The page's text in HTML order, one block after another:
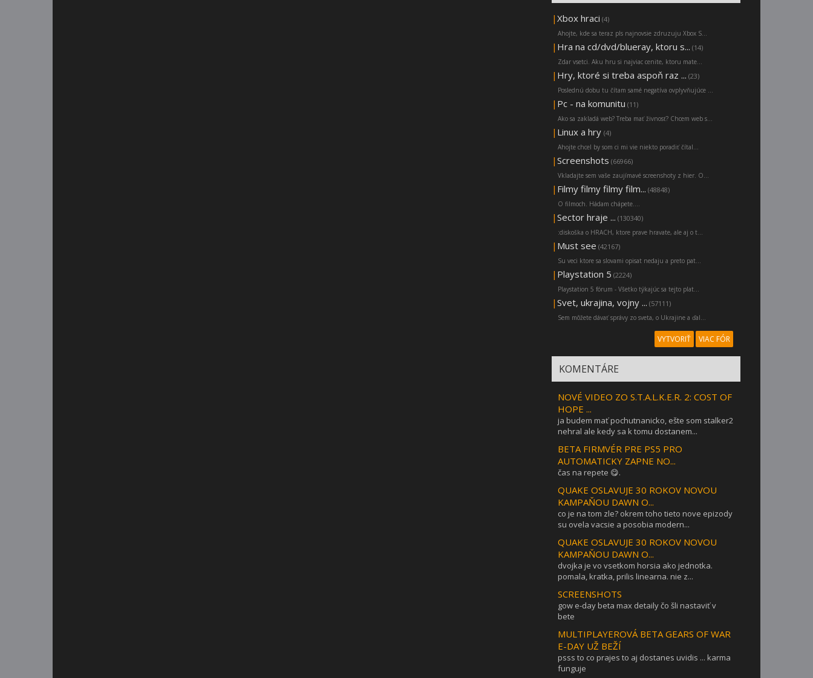
| Xbox hraci (4)
Ahojte, kde sa teraz pls najnovsie zdruzuju Xbox S...
| Hra na cd/dvd/blueray, ktoru s... (14)
Zdar vsetci. Aku hru si najviac cenite, ktoru mate...
| Hry, ktoré si treba aspoň raz ... (23)
Poslednú dobu tu čítam samé negatíva ovplyvňujúce ...
| Pc - na komunitu (11)
Ako sa zakladá web? Treba mať živnosť? Chcem web s...
| Linux a hry (4)
Ahojte chcel by som ci mi vie niekto poradiť čítal...
| Screenshots (66966)
Vkladajte sem vaše zaujímavé screenshoty z hier. O...
| Filmy filmy filmy film... (48848)
O filmoch. Hádam chápete....
| Sector hraje ... (130340)
:diskoška o HRACH, ktore prave hravate, ale aj o t...
| Must see (42167)
Su veci ktore sa slovami opisat nedaju a preto pat...
| Playstation 5 (2224)
Playstation 5 fórum - Všetko týkajúc sa tejto plat...
| Svet, ukrajina, vojny ... (57111)
Sem môžete dávať správy zo sveta, o Ukrajine a ďal...
VYTVORIŤ VIAC FÓR
KOMENTÁRE
NOVÉ VIDEO ZO S.T.A.L.K.E.R. 2: COST OF
HOPE ...
ja budem mať pochutnanicko, ešte som stalker2
nehral ale kedy sa k tomu dostanem...
BETA FIRMVÉR PRE PS5 PRO
AUTOMATICKY ZAPNE NO...
čas na repete 😋.
QUAKE OSLAVUJE 30 ROKOV NOVOU
KAMPAŇOU DAWN O...
co je na tom zle? okrem toho tieto nove epizody
su ovela vacsie a posobia modern...
QUAKE OSLAVUJE 30 ROKOV NOVOU
KAMPAŇOU DAWN O...
dvojka je vo vsetkom horsia ako jednotka.
pomala, kratka, prilis linearna. nie z...
SCREENSHOTS
gow e-day beta max detaily čo šli nastaviť v
bete
MULTIPLAYEROVÁ BETA GEARS OF WAR
E-DAY UŽ BEŽÍ
psss to co prajes to aj dostanes uvidis ... karma
funguje